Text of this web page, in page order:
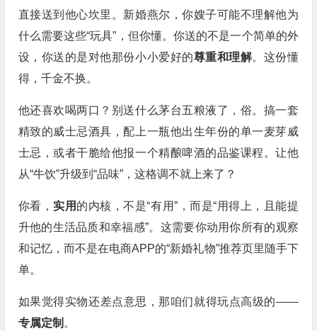
直接送到他心坎里。新婚燕尔，你嫂子可能不理解他为
什么需要这些“玩具”，但你懂。你送的不是一个简单的外
设，你送的是对他那份小小爱好的尊重和理解。这份懂
得，千金不换。
他还喜欢喝两口？别送什么茅台五粮液了，俗。搞一套
精致的威士忌酒具，配上一瓶他出生年份的单一麦芽威
士忌，或者干脆给他报一个精酿啤酒的品鉴课程。让他
从“牛饮”升级到“品味”，这格调不就上来了？
你看，实用 的内核，不是“有用”，而是“用得上，且能提
升他的生活品质和幸福感”。这需要你动用你所有的观察
和记忆，而不是在电商APP的“新婚礼物”推荐页里随手下
单。
如果觉得实物还差点意思，那咱们就得玩点高级的——
专属定制 。